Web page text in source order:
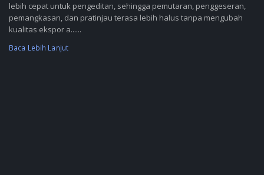
lebih cepat untuk pengeditan, sehingga pemutaran, penggeseran,
pemangkasan, dan pratinjau terasa lebih halus tanpa mengubah
kualitas ekspor a......
Baca Lebih Lanjut